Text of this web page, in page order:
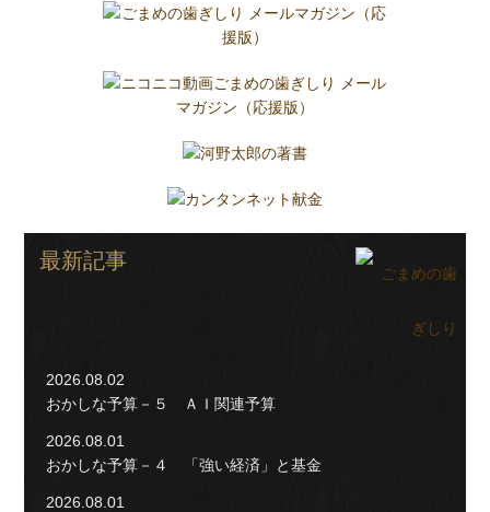
最新記事
2026.08.02
おかしな予算－５ ＡＩ関連予算
2026.08.01
おかしな予算－４ 「強い経済」と基金
2026.08.01